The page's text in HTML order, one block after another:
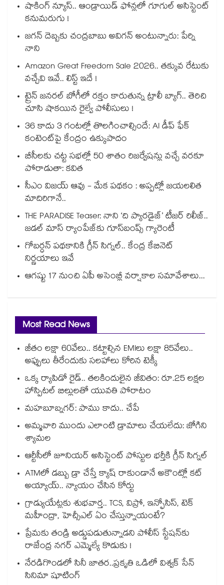
షాకింగ్ న్యూస్.. ఆండ్రాయిడ్ ఫోన్లలో గూగుల్ అసిస్టెంట్
కనుమరుగు !
జగన్ దెబ్బకు చంద్రబాబు అవిగన్ అంటున్నారు: పేర్ని
నాని
Amazon Great Freedom Sale 2026.. తక్కువ రేటుకు
వచ్చేవి ఇవే.. లిస్ట్ ఇదే !
ట్రైన్ జనరల్ బోగీలో రక్తం కారుతున్న ట్రాలీ బ్యాగ్.. తెరిచి
చూసి షాకయిన రైల్వే పోలీసులు !
36 కాదు 3 గంటల్లో తొలగించాల్సిందే: AI డీప్ ఫేక్
కంటెంట్‎పై కేంద్రం ఉక్కుపాదం
బీసీలకు చట్ట సభల్లో 50 శాతం రిజర్వేషన్లు వచ్చే వరకూ
పోరాడుతా: కవిత
సీఎం విజయ్ ఆవు - మేక పథకం : అప్పట్లో జయలలిత
మాదిరిగానే..
THE PARADISE Teaser: నాని ‘ది ప్యారడైజ్‌‌’ టీజర్ రిలీజ్..
జడల్ మాస్ ర్యాంపేజ్‌కు గూస్‌బంప్స్ గ్యారెంటీ
గోబర్ధన్ పథకానికి గ్రీన్ సిగ్నల్.. కేంద్ర కేబినెట్
నిర్ణయాలు ఇవే
ఆగష్టు 17 నుంచి ఏపీ అసెంబ్లీ వర్షాకాల సమావేశాలు...
Most Read News
జీతం లక్షా 60వేలు.. కట్టాల్సిన EMIలు లక్షా 85వేలు..
అప్పులు తీరేందుకు సలహాలు కోరిన టెక్కీ
ఒక్క ర్యాపిడో రైడ్.. తలకిందులైన జీవితం: రూ.25 లక్షల
హాస్పిటల్ బిల్లులతో యువతి పోరాటం
మహబూబ్నగర్: పాము కాదు.. చేపే
అమ్మవారి ముందు ఎలాంటి డ్రామాలు చేయలేదు: జోగిని
శ్యామల
ఆర్టీసీలో జూనియర్ అసిస్టెంట్‌‌ పోస్టుల భర్తీకి గ్రీన్‌‌ సిగ్నల్
ATMలో డబ్బు డ్రా చేస్తే క్యాష్ రాకుండానే అకౌంట్లో కట్
అయ్యాయ్.. న్యాయం చేసిన కోర్టు
గ్రాడ్యుయేట్లకు శుభవార్త.. TCS, విప్రో, ఇన్ఫోసిస్, టెక్
మహీంద్రా, హెచ్సీఎల్ ఏం చేస్తున్నాయంటే?
ప్రేమకు తండ్రి అడ్డుపడుతున్నాడని పోలీస్ స్టేషన్⁪కు
రాజేంద్ర నగర్ ఎమ్మెల్యే కొడుకు !
నేరడిగొండలో సినీ జాతర..ప్రకృతి ఒడిలో విశ్వక్ సేన్
సినిమా షూటింగ్